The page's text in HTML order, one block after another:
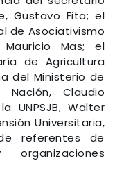
Gustavo Fita; el
de Asociativismo
Mauricio Mas; el
de Agricultura
del Ministerio de
Claudio
UNPSJB, Walter
Universitaria,
referentes de